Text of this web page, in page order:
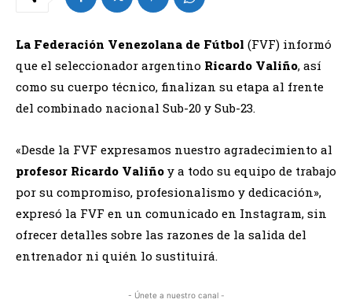
La Federación Venezolana de Fútbol (FVF) informó
que el seleccionador argentino Ricardo Valiño, así
como su cuerpo técnico, finalizan su etapa al frente
del combinado nacional Sub-20 y Sub-23.
«Desde la FVF expresamos nuestro agradecimiento al
profesor Ricardo Valiño y a todo su equipo de trabajo
por su compromiso, profesionalismo y dedicación»,
expresó la FVF en un comunicado en Instagram, sin
ofrecer detalles sobre las razones de la salida del
entrenador ni quién lo sustituirá.
- Únete a nuestro canal -